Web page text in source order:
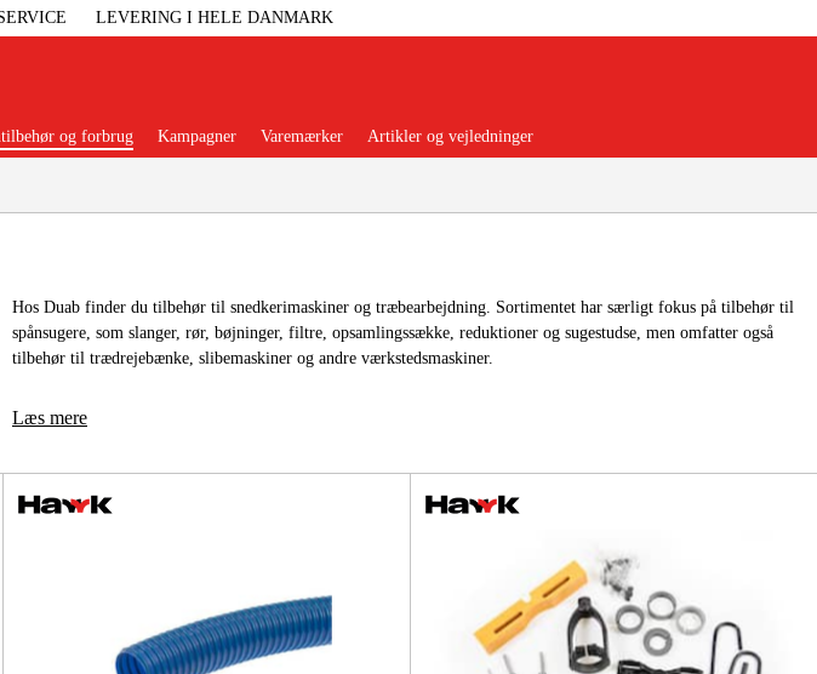
LEVERING I HELE DANMARK
Elgeneratorer Og Nødstrøm
Garage Og Værksted
Kampagner
og forbrug Kampagner Varemærker Artikler og vejledninger
Hos Duab finder du tilbehør til snedkerimaskiner og træbearbejdning. Sortimentet har særligt fokus på tilbehør til
spånsugere, som slanger, rør, bøjninger, filtre, opsamlingssække, reduktioner og sugestudse, men omfatter også
tilbehør til trædrejebænke, slibemaskiner og andre værkstedsmaskiner.
Læs mere